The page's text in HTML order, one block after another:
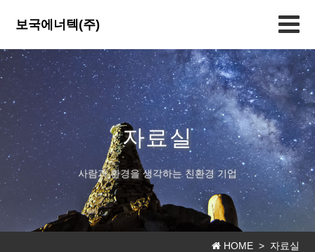
보국에너텍(주)
자료실
사람과 환경을 생각하는 친환경 기업
HOME > 자료실